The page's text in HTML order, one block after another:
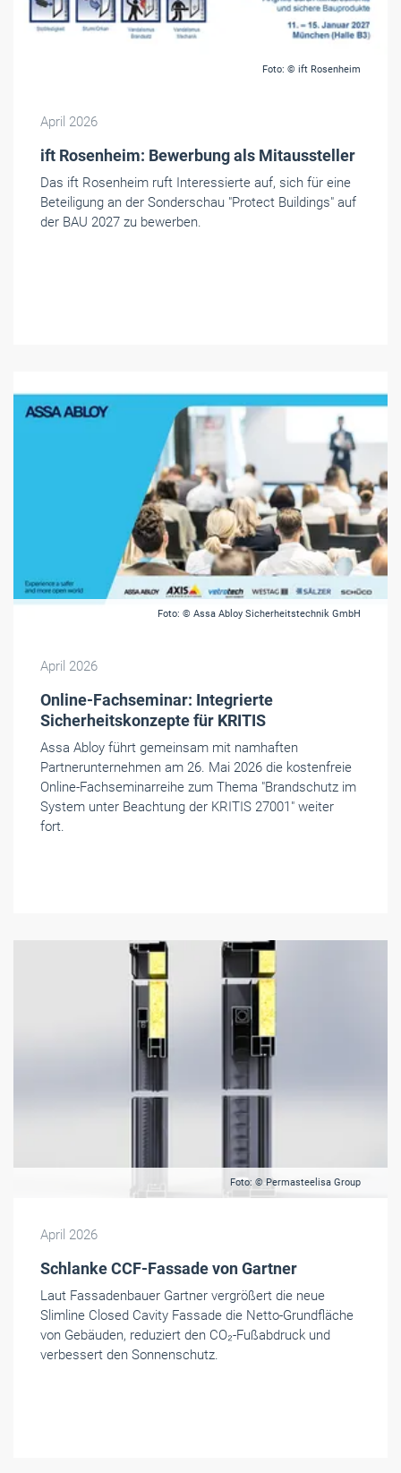
Foto: © ift Rosenheim
April 2026
ift Rosenheim: Bewerbung als Mitaussteller
Das ift Rosenheim ruft Interessierte auf, sich für eine
Beteiligung an der Sonderschau "Protect Buildings" auf
der BAU 2027 zu bewerben.
Foto: © Assa Abloy Sicherheitstechnik GmbH
April 2026
Online-Fachseminar: Integrierte
Sicherheitskonzepte für KRITIS
Assa Abloy führt gemeinsam mit namhaften
Partnerunternehmen am 26. Mai 2026 die kostenfreie
Online-Fachseminarreihe zum Thema "Brandschutz im
System unter Beachtung der KRITIS 27001" weiter
fort.
Foto: © Permasteelisa Group
April 2026
Schlanke CCF-Fassade von Gartner
Laut Fassadenbauer Gartner vergrößert die neue
Slimline Closed Cavity Fassade die Netto-Grundfläche
von Gebäuden, reduziert den CO₂-Fußabdruck und
verbessert den Sonnenschutz.